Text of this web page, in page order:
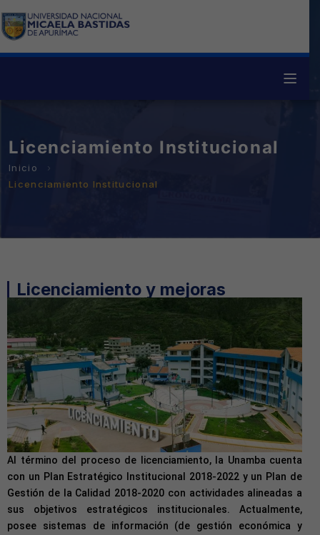
Licenciamiento Institucional
Licenciamiento Institucional
Licenciamiento y mejoras
Al término del proceso de licenciamiento, la Unamba cuenta
con un Plan Estratégico Institucional 2018-2022 y un Plan de
Gestión de la Calidad 2018-2020 con actividades alineadas a
sus objetivos estratégicos institucionales. Actualmente,
posee sistemas de información (de gestión económica y